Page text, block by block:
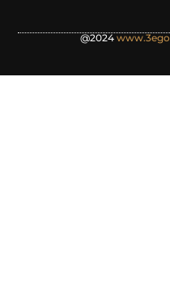
@2024